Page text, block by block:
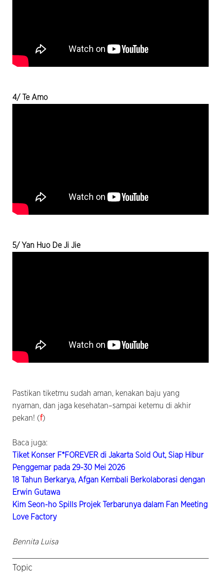
4/ Te Amo
5/ Yan Huo De Ji Jie
Pastikan tiketmu sudah aman, kenakan baju yang
nyaman, dan jaga kesehatan–sampai ketemu di akhir
pekan! (f)
Baca juga:
Tiket Konser F*FOREVER di Jakarta Sold Out, Siap Hibur
Penggemar pada 29-30 Mei 2026
18 Tahun Berkarya, Afgan Kembali Berkolaborasi dengan
Erwin Gutawa
Kim Seon-ho Spills Projek Terbarunya dalam Fan Meeting
Love Factory
Bennita Luisa
Topic